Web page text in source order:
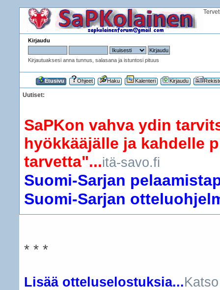
Kirjaudu
Kirjautuaksesi anna tunnus, salasana ja istuntosi pituus
Etusivu Ohjeet Haku Kalenteri Kirjaudu
Uutiset:
SaPKon vahva ydin
hyökkääjälle ja kahdelle
tarvetta"...itä-savo.fi
Suomi-Sarjan
Suomi-Sarjan
* * *
Lisää otteluselostuksia...